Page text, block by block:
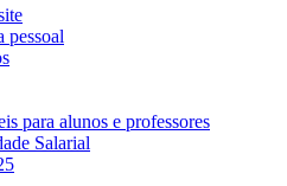
pessoal
para alunos e professores
Salarial